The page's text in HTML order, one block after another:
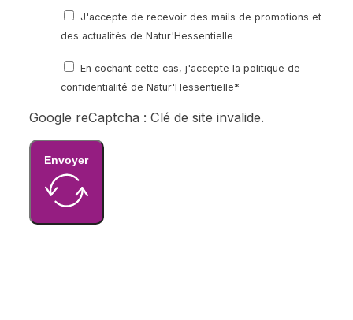
J'accepte de recevoir des mails de promotions et
En cochant cette cas, j'acceptela politique de
Google reCaptcha : Clé de site invalide.
Envoyer